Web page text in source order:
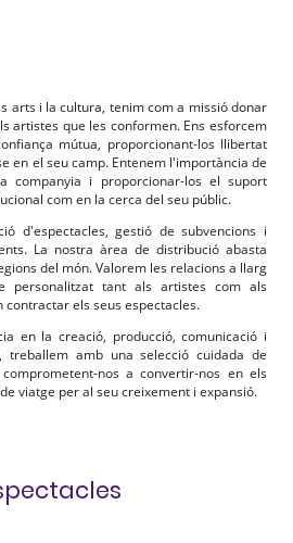
arts i la cultura, tenim com a missió donar
artistes que les conformen. Ens esforcem
mútua, proporcionant-los llibertat
en el seu camp. Entenem l'importància de
companyia i proporcionar-los el suport
com en la cerca del seu públic.
d'espectacles, gestió de subvencions i
La nostra àrea de distribució abasta
del món. Valorem les relacions a llarg
personalitzat tant als artistes com als
els seus espectacles.
en la creació, producció, comunicació i
amb una selecció cuidada de
nos a convertir-nos en els
viatge per al seu creixement i expansió.